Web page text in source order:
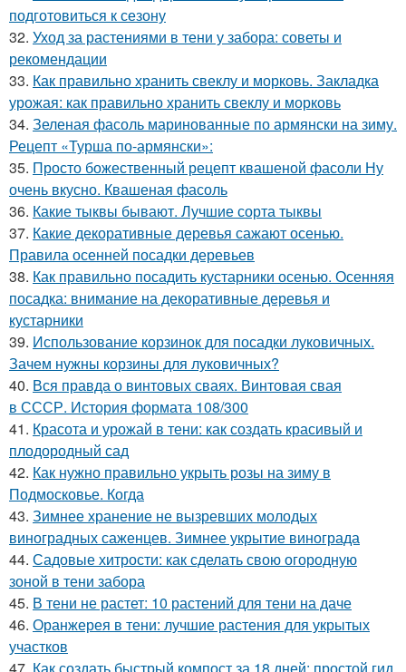
подготовиться к сезону
32. Уход за растениями в тени у забора: советы и
рекомендации
33. Как правильно хранить свеклу и морковь. Закладка
урожая: как правильно хранить свеклу и морковь
34. Зеленая фасоль маринованные по армянски на зиму.
Рецепт «Турша по-армянски»:
35. Просто божественный рецепт квашеной фасоли Ну
очень вкусно. Квашеная фасоль
36. Какие тыквы бывают. Лучшие сорта тыквы
37. Какие декоративные деревья сажают осенью.
Правила осенней посадки деревьев
38. Как правильно посадить кустарники осенью. Осенняя
посадка: внимание на декоративные деревья и
кустарники
39. Использование корзинок для посадки луковичных.
Зачем нужны корзины для луковичных?
40. Вся правда о винтовых сваях. Винтовая свая
в СССР. История формата 108/300
41. Красота и урожай в тени: как создать красивый и
плодородный сад
42. Как нужно правильно укрыть розы на зиму в
Подмосковье. Когда
43. Зимнее хранение не вызревших молодых
виноградных саженцев. Зимнее укрытие винограда
44. Садовые хитрости: как сделать свою огородную
зоной в тени забора
45. В тени не растет: 10 растений для тени на даче
46. Оранжерея в тени: лучшие растения для укрытых
участков
47. Как создать быстрый компост за 18 дней: простой гид